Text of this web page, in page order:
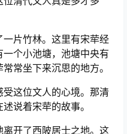
片竹林。这里有宋荦经
个小池塘，池塘中央有
常坐下来沉思的地方。
这位文人的心境。那清
说着宋荦的故事。
开了西陂居士之地。这